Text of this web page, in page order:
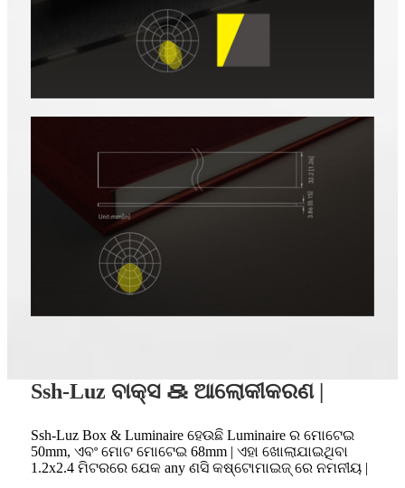
Ssh-Luz ବାକ୍ସ ＆ ଆଲୋକୀକରଣ |
Ssh-Luz Box & Luminaire ହେଉଛି Luminaire ର ମୋଟେଇ
50mm, ଏବଂ ମୋଟ ମୋଟେଇ 68mm | ଏହା ଖୋଲାଯାଇଥିବା
1.2x2.4 ମିଟରରେ ଯେକ any ଣସି କଷ୍ଟୋମାଇଜ୍ ରେ ନମନୀୟ |